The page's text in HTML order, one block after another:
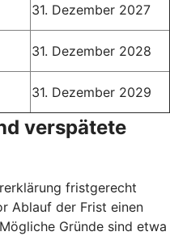
31. Dezember 2027
31. Dezember 2028
31. Dezember 2029
verspätete
fristgerecht
Ablauf der Frist einen
Gründe sind etwa